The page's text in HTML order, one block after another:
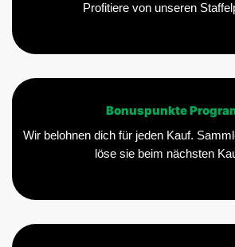
Profitiere von unseren
Bonuspunkte
Wir belohnen dich für jeden Kauf.
löse sie beim nächsten